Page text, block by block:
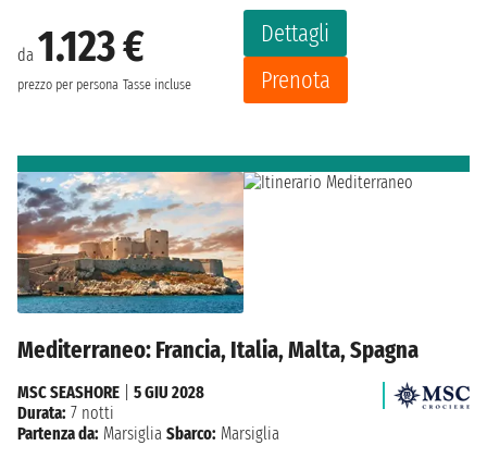
da 1.123 €
prezzo per persona Tasse incluse
Dettagli
Prenota
Mediterraneo: Francia, Italia, Malta, Spagna
MSC SEASHORE
5 GIU 2028
Durata: 7 notti
Partenza da: Marsiglia Sbarco: Marsiglia